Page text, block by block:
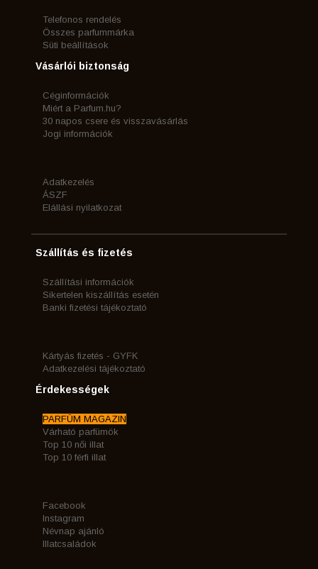
Telefonos rendelés
Összes parfummárka
Süti beállítások
Vásárlói biztonság
Céginformációk
Miért a Parfum.hu?
30 napos csere és visszavásárlás
Jogi információk
Adatkezelés
ÁSZF
Elállási nyilatkozat
Szállítás és fizetés
Szállítási információk
Sikertelen kiszállítás esetén
Banki fizetési tájékoztató
Kártyás fizetés - GYFK
Adatkezelési tájékoztató
Érdekességek
PARFÜM MAGAZIN
Várható parfümök
Top 10 női illat
Top 10 férfi illat
Facebook
Instagram
Névnap ajánló
Illatcsaládok